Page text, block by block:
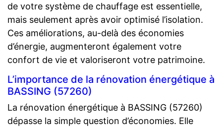
de votre système de chauffage est essentielle,
mais seulement après avoir optimisé l’isolation.
Ces améliorations, au-delà des économies
d’énergie, augmenteront également votre
confort de vie et valoriseront votre patrimoine.
L’importance de la rénovation énergétique à
BASSING (57260)
La rénovation énergétique à BASSING (57260)
dépasse la simple question d’économies. Elle